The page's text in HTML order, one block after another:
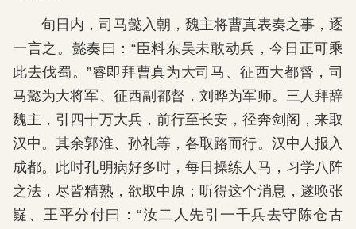
旬日内，司马懿入朝，魏主将曹真表奏之事，逐
一言之。懿奏曰：“臣料东吴未敢动兵，今日正可乘
此去伐蜀。”睿即拜曹真为大司马、征西大都督，司
马懿为大将军、征西副都督，刘晔为军师。三人拜辞
魏主，引四十万大兵，前行至长安，径奔剑阁，来取
汉中。其余郭淮、孙礼等，各取路而行。汉中人报入
成都。此时孔明病好多时，每日操练人马，习学八阵
之法，尽皆精熟，欲取中原；听得这个消息，遂唤张
嶷、王平分付曰：“汝二人先引一千兵去守陈仓古